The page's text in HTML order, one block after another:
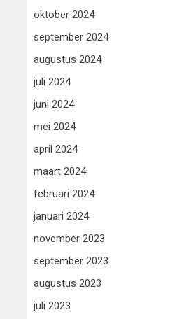
oktober 2024
september 2024
augustus 2024
juli 2024
juni 2024
mei 2024
april 2024
maart 2024
februari 2024
januari 2024
november 2023
september 2023
augustus 2023
juli 2023